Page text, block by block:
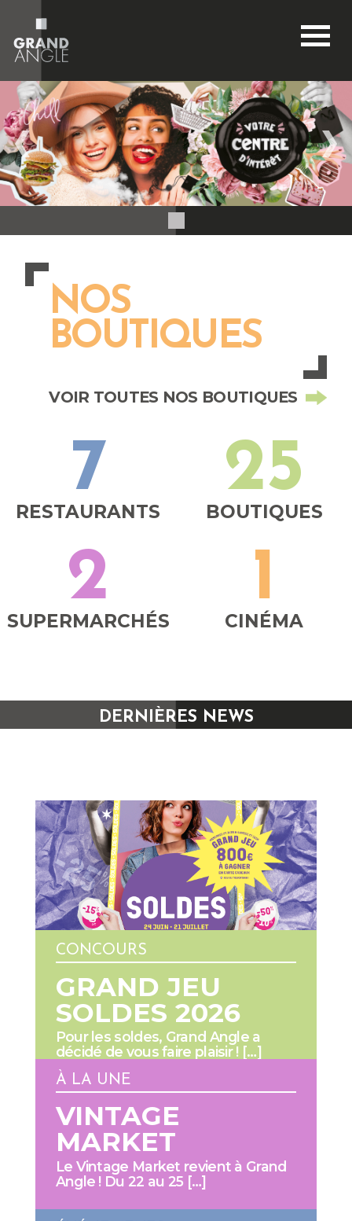
BONS PLANS
ACCÈS & HORAIRES
RESTONS CONNECTÉS
NOS
BOUTIQUES
VOIR TOUTES NOS BOUTIQUES
7
RESTAURANTS
25
BOUTIQUES
2
SUPERMARCHÉS
1
CINÉMA
DERNIÈRES NEWS
CONCOURS
GRAND JEU
SOLDES 2026
Pour les soldes, Grand Angle a
décidé de vous faire plaisir ! […]
À LA UNE
VINTAGE
MARKET
Le Vintage Market revient à Grand
Angle ! Du 22 au 25 […]